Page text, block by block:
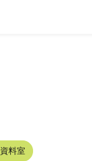
料室